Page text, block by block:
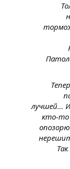
лучшей...
кто-то